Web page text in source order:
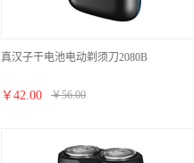
真汉子干电池电动剃须刀2080B
￥ 42.00 ￥56.00